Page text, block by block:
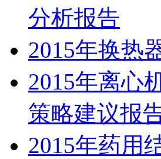
分析报告
2015年换热
2015年离心
策略建议报
2015年药用